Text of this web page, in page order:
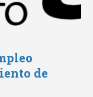
de